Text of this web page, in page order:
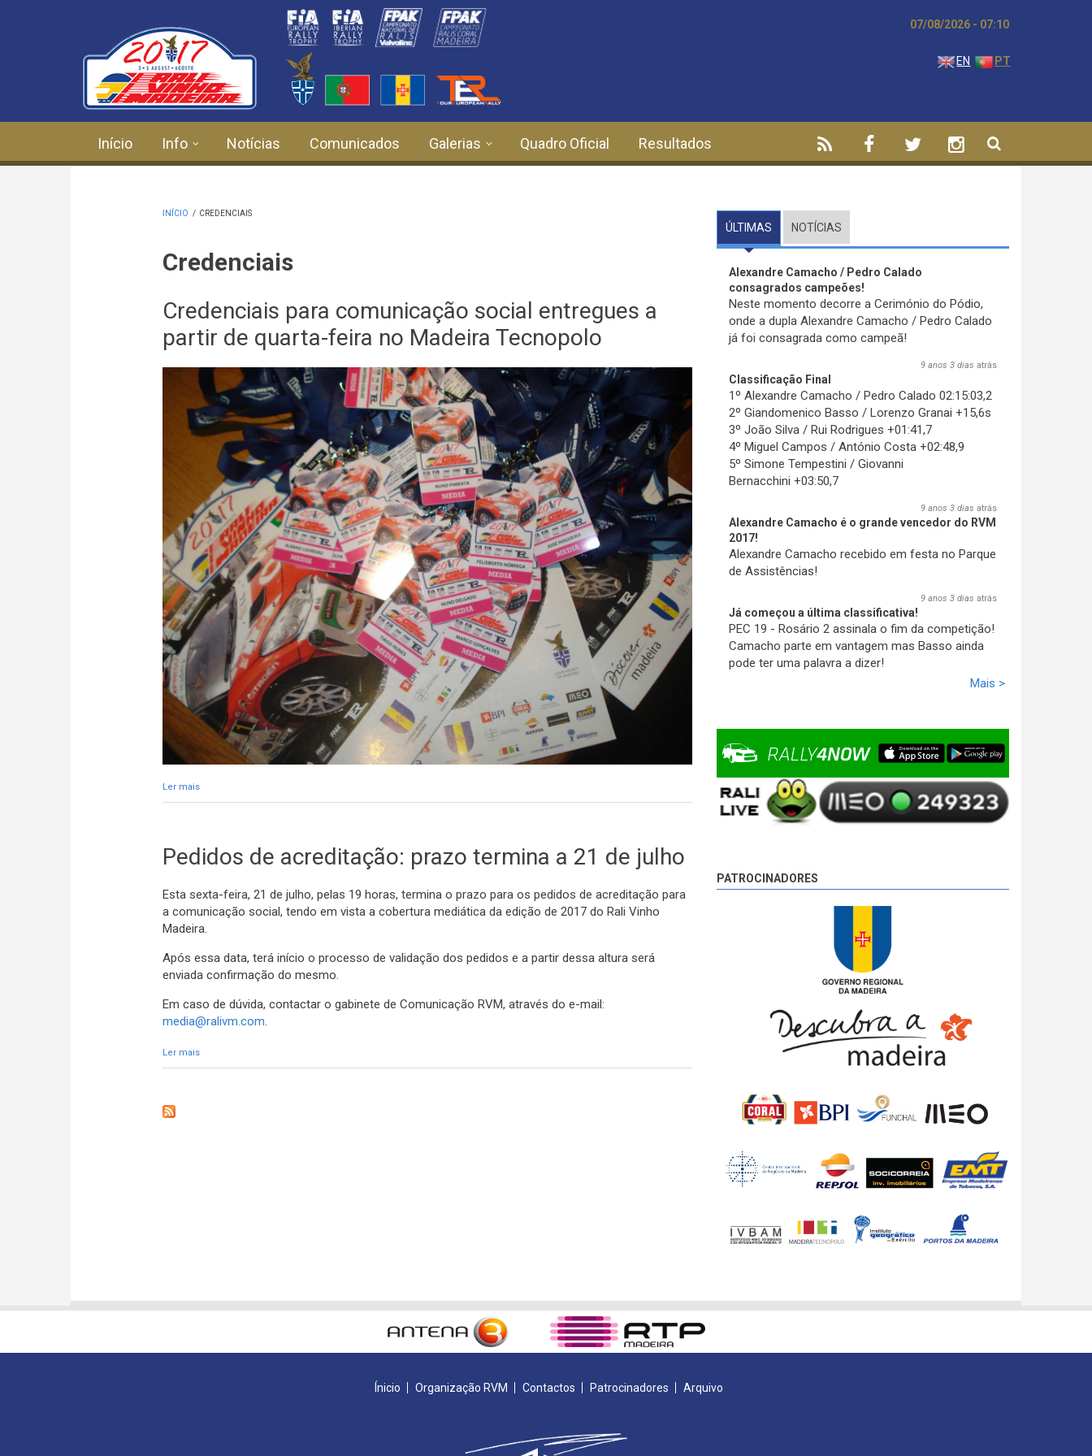
07/08/2026 - 07:10
EN PT
Início Info Notícias Comunicados Galerias Quadro Oficial Resultados
INÍCIO / CREDENCIAIS
Credenciais
Credenciais para comunicação social entregues a
partir de quarta-feira no Madeira Tecnopolo
Ler maisacerca de Credenciais para comunicação social entregues a partir de quarta-feira no Madeira Tecnopolo
Pedidos de acreditação: prazo termina a 21 de julho
Esta sexta-feira, 21 de julho, pelas 19 horas, termina o prazo para os pedidos de acreditação para
a comunicação social, tendo em vista a cobertura mediática da edição de 2017 do Rali Vinho
Madeira.
Após essa data, terá início o processo de validação dos pedidos e a partir dessa altura será
enviada confirmação do mesmo.
Em caso de dúvida, contactar o gabinete de Comunicação RVM, através do e-mail:
media@ralivm.com.
Ler maisacerca de Pedidos de acreditação: prazo termina a 21 de julho
ÚLTIMAS (SEPARADOR ATIVO)
NOTÍCIAS
Alexandre Camacho / Pedro Calado
consagrados campeões!
Neste momento decorre a Cerimónio do Pódio,
onde a dupla Alexandre Camacho / Pedro Calado
já foi consagrada como campeã!
9 anos 3 dias atrás
Classificação Final
1º Alexandre Camacho / Pedro Calado 02:15:03,2
2º Giandomenico Basso / Lorenzo Granai +15,6s
3º João Silva / Rui Rodrigues +01:41,7
4º Miguel Campos / António Costa +02:48,9
5º Simone Tempestini / Giovanni
Bernacchini +03:50,7
9 anos 3 dias atrás
Alexandre Camacho é o grande vencedor do RVM
2017!
Alexandre Camacho recebido em festa no Parque
de Assistências!
9 anos 3 dias atrás
Já começou a última classificativa!
PEC 19 - Rosário 2 assinala o fim da competição!
Camacho parte em vantagem mas Basso ainda
pode ter uma palavra a dizer!
9 anos 3 diasatrás
Basso e mais 17,8s que Miguel Campos, o
9 anos 3 diasatrás
Mais >
PATROCINADORES
Ínicio Organização RVM Contactos Patrocinadores Arquivo